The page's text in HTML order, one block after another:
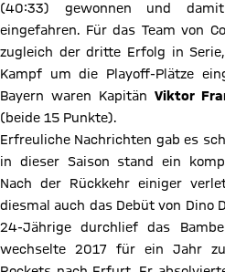
(40:33) gewonnen und
eingefahren. Für das Team von
zugleich der dritte Erfolg in
Kampf um die Playoff-Plätze
Bayern waren Kapitän Viktor
(beide 15 Punkte).
Erfreuliche Nachrichten gab es
in dieser Saison stand ein
Nach der Rückkehr einiger
diesmal auch das Debüt von Dino
24-Jährige durchlief das
wechselte 2017 für ein Jahr